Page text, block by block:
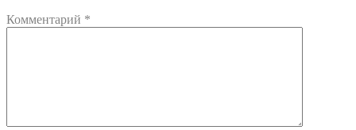
Комментарий *